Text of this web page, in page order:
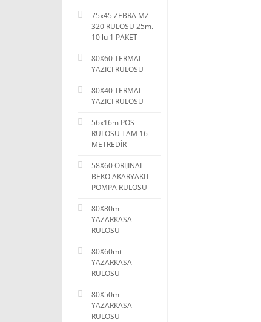
75x45 ZEBRA MZ
320 RULOSU 25m.
10 lu 1 PAKET
80X60 TERMAL
YAZICI RULOSU
80X40 TERMAL
YAZICI RULOSU
56x16m POS
RULOSU TAM 16
METREDİR
58X60 ORİJİNAL
BEKO AKARYAKIT
POMPA RULOSU
80X80m
YAZARKASA
RULOSU
80X60mt
YAZARKASA
RULOSU
80X50m
YAZARKASA
RULOSU